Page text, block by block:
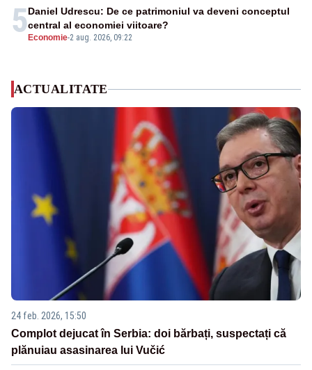
5 Economie-2 aug. 2026, 09:22
Daniel Udrescu: De ce patrimoniul va deveni conceptul
central al economiei viitoare?
ACTUALITATE
24 feb. 2026, 15:50
Complot dejucat în Serbia: doi bărbați, suspectați că
plănuiau asasinarea lui Vučić